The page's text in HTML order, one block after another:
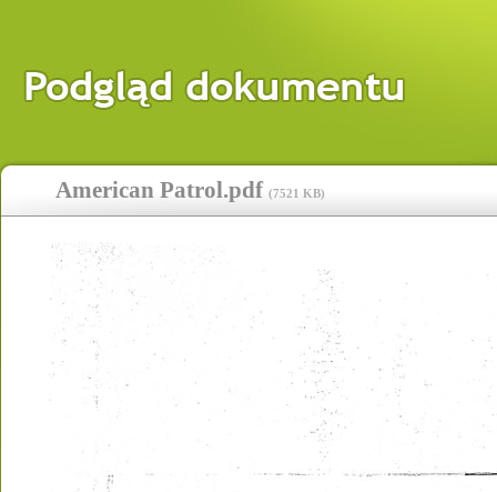
American Patrol.pdf (7521 KB)